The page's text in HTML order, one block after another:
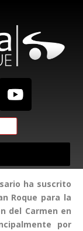
ha suscrito
Roque para la
del Carmen en
por